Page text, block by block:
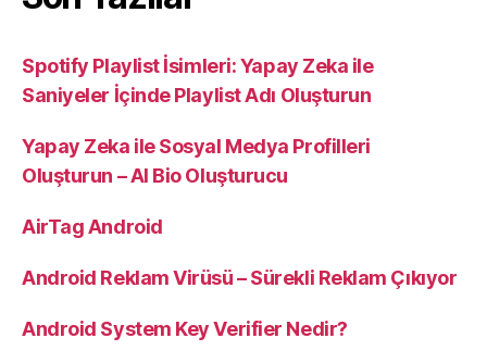
Spotify Playlist İsimleri: Yapay Zeka ile
Saniyeler İçinde Playlist Adı Oluşturun
Yapay Zeka ile Sosyal Medya Profilleri
Oluşturun – AI Bio Oluşturucu
AirTag Android
Android Reklam Virüsü – Sürekli Reklam Çıkıyor
Android System Key Verifier Nedir?